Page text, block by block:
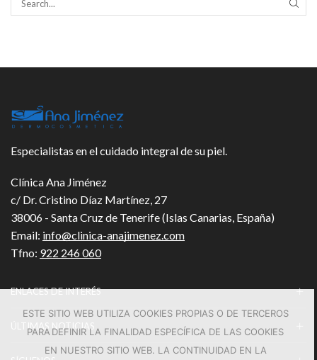
Especialistas en el cuidado integral de su piel.
Clínica Ana Jiménez
c/ Dr. Cristino Díaz Martínez, 27
38006 - Santa Cruz de Tenerife (Islas Canarias, España)
Email: info@clinica-anajimenez.com
Tfno: 922 246 060
ENLACES DE INTERÉS
ÚLTIMAS NOTICIAS
ESTE SITIO WEB UTILIZA COOKIES PROPIAS O DE TERCEROS
PARA DEFINIR LA FINALIDAD ESPECÍFICA DE LAS COOKIES
EN NUESTRO SITIO WEB. LA CONTINUIDAD EN LA